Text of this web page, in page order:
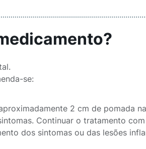
se:
2 cm de pomada
Continuar o tratamento
dos sintomas ou das lesões